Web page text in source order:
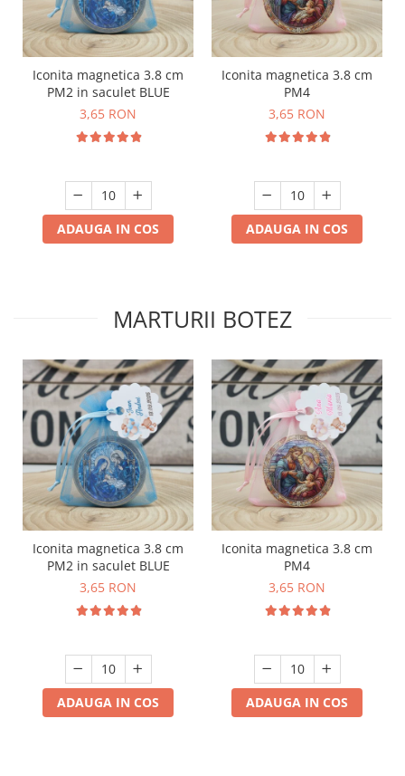
Iconita magnetica 3.8 cm
PM2 in saculet BLUE
3,65 RON
ADAUGA IN COS
Iconita magnetica 3.8 cm
PM4
3,65 RON
ADAUGA IN COS
MARTURII BOTEZ
Iconita magnetica 3.8 cm
PM2 in saculet BLUE
3,65 RON
ADAUGA IN COS
Iconita magnetica 3.8 cm
PM4
3,65 RON
ADAUGA IN COS